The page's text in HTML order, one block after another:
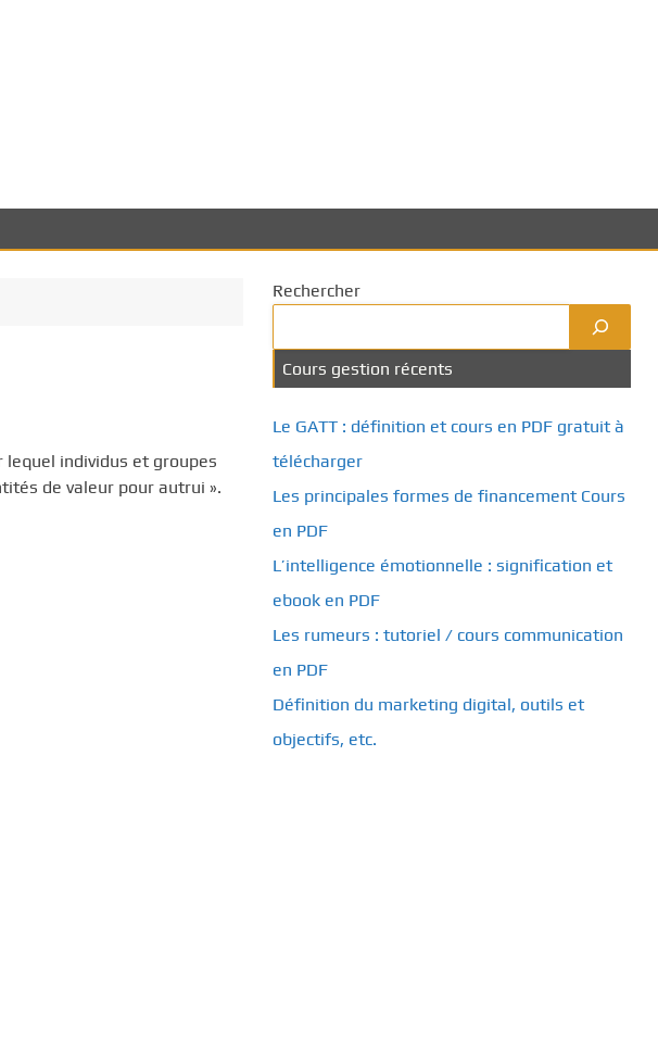
lequel individus et groupes
de valeur pour autrui ».
Rechercher
Cours gestion récents
Le GATT : définition et cours en PDF gratuit à
télécharger
Les principales formes de financement Cours
en PDF
L’intelligence émotionnelle : signification et
ebook en PDF
Les rumeurs : tutoriel / cours communication
en PDF
Définition du marketing digital, outils et
objectifs, etc.